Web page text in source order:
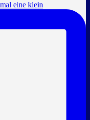
eine klein